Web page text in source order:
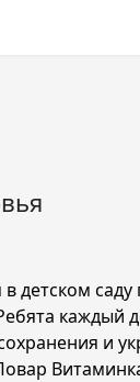
детском
каждый
и